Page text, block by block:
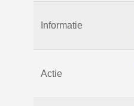
Informatie
Actie